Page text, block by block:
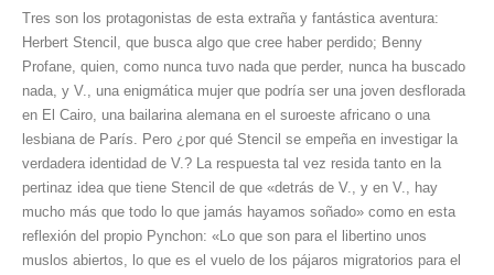
Tres son los protagonistas de esta extraña y fantástica aventura:
Herbert Stencil, que busca algo que cree haber perdido; Benny
Profane, quien, como nunca tuvo nada que perder, nunca ha buscado
nada, y V., una enigmática mujer que podría ser una joven desflorada
en El Cairo, una bailarina alemana en el suroeste africano o una
lesbiana de París. Pero ¿por qué Stencil se empeña en investigar la
verdadera identidad de V.? La respuesta tal vez resida tanto en la
pertinaz idea que tiene Stencil de que «detrás de V., y en V., hay
mucho más que todo lo que jamás hayamos soñado» como en esta
reflexión del propio Pynchon: «Lo que son para el libertino unos
muslos abiertos, lo que es el vuelo de los pájaros migratorios para el